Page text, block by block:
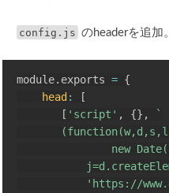
config.js のheaderを追加。
module. exports = {
head :
[
[ 'script' , {} ,
`
new
'https://